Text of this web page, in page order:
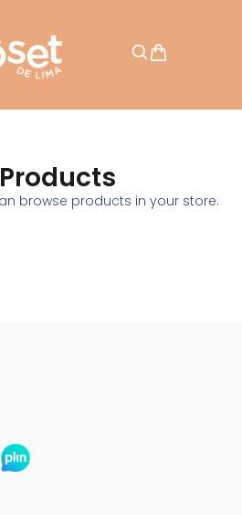
browse products in your store.